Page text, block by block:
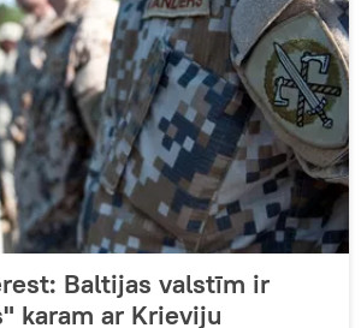
Baltijas valstīm ir
karam ar Krieviju